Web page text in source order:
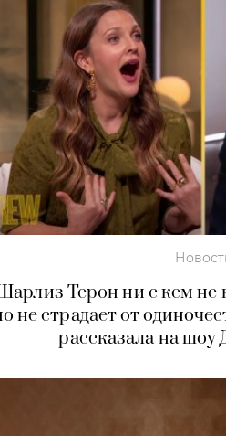
Терон ни с кем не
не страдает от
рассказала на